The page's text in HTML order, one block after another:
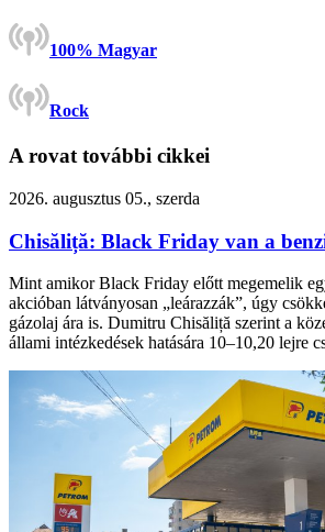
100% Magyar
Rock
A rovat további cikkei
2026. augusztus 05., szerda
Chisăliță: Black Friday van a
Mint amikor Black Friday előtt megemelik
akcióban látványosan „leárazzák”, úgy
gázolaj ára is. Dumitru Chisăliță szerint a
állami intézkedések hatására 10–10,20 lejre